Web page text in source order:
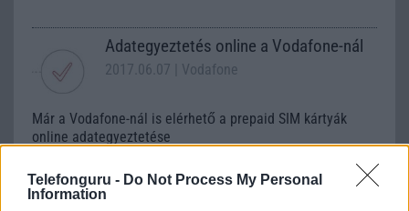
Telefonguru - Do Not Process My Personal
Information
Adategyeztetés online a Vodafone-nál
2017.06.07 | Vodafone
Már a Vodafone-nál is elérhető a prepaid SIM kártyák
online adategyeztetése